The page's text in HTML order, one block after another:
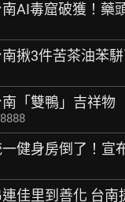
南AI毒窟破獲！藥
南揪3件苦茶油苯
南「雙鴨」吉祥
一健身房倒了！宣
連佳里到善化 台